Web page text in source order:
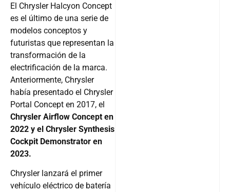
El Chrysler Halcyon Concept
es el último de una serie de
modelos conceptos y
futuristas que representan la
transformación de la
electrificación de la marca.
Anteriormente, Chrysler
había presentado el Chrysler
Portal Concept en 2017, el
Chrysler Airflow Concept en
2022 y el Chrysler Synthesis
Cockpit Demonstrator en
2023.
Chrysler lanzará el primer
vehículo eléctrico de batería